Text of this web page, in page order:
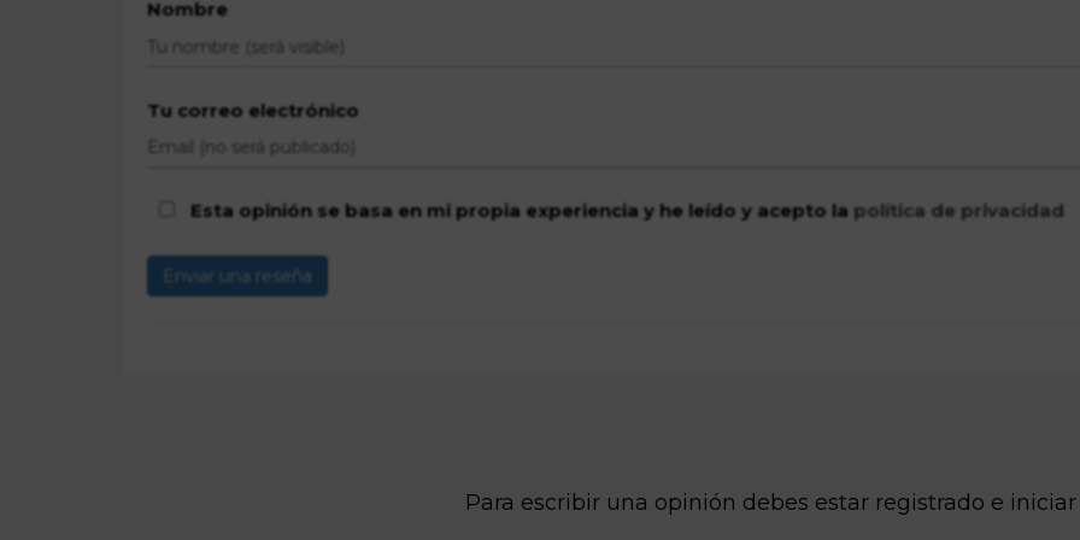
Para escribir una opinión debes estar registrado e iniciar
Nombre
Tu correo electrónico
Esta opinión se basa en mi propia experiencia y he leído y acepto la política de privacidad
Enviar una reseña